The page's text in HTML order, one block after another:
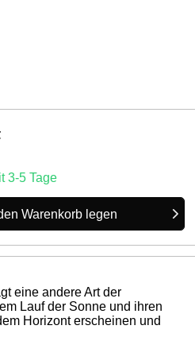
3-5 Tage
eine andere Art der
Lauf der Sonne und ihren
Horizont erscheinen und